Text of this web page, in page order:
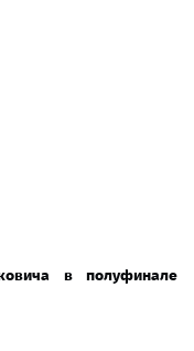
в полуфинале